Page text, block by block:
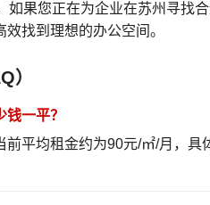
如果您正在为企业在苏州寻找
找到理想的办公空间。
）
一平？
平均租金约为90元/㎡/月，